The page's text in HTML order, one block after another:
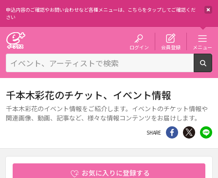
申込内容のご確認やお問い合わせなど各種メニューは、 こちらをタップしてご確認くだ
さい
ログイン 会員登録 メニュー
千本木彩花のチケット、イベント情報
千本木彩花のイベント情報をご紹介します。イベントのチケット情報や
関連画像、動画、記事など、様々な情報コンテンツをお届けします。
SHARE シェア Twitter
お気に入りに登録する